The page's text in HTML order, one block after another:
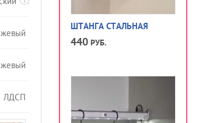
ШТАНГА СТАЛЬНАЯ
440 РУБ.
ЛДСП